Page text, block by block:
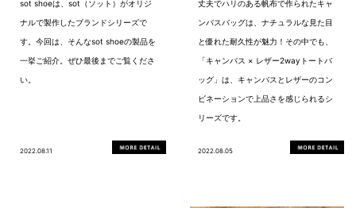
sot shoeは、sot（ソット）がオリジ
ナルで製作したブランドシリーズで
す。今回は、そんなsot shoeの製品を
一挙ご紹介。ぜひ最後までご覧くださ
い。
2022.08.11
丈夫でハリのある帆布で作られたキャ
ンバスバッグは、ナチュラルな見た目
と優れた耐久性が魅力！その中でも、
「キャンバス × レザー2wayトートバ
ッグ」は、キャンバスとレザーのコン
ビネーションで上品さを感じられるシ
リーズです。
2022.08.05